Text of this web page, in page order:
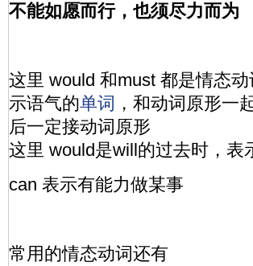
不能如愿而行，也须尽力而为
这里 would 和must 都是情态
示语气的单词 ，和动词原形一
后一定接动词原形
这里 would是will的过去时，表
can 表示有能力做某事
常用的情态动词还有